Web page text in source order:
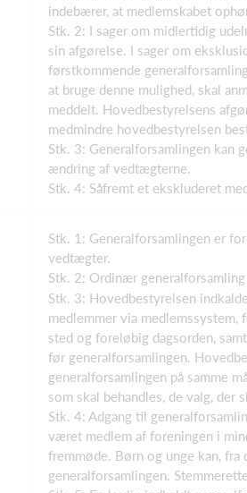
indebærer, at medlemskabet
Stk. 2: I sager om midlertidig
sin afgørelse. I sager om
førstkommende
at bruge denne mulighed, skal
meddelt. Hovedbestyrelsens
medmindre hovedbestyrelsen
Stk. 3: Generalforsamlingen kan
ændring af vedtægterne.
Stk. 4: Såfremt et ekskluderet
Stk. 1: Generalforsamlingen er
vedtægter.
Stk. 2: Ordinær
Stk. 3: Hovedbestyrelsen
medlemmer via
sted og foreløbig dagsorden,
før generalforsamlingen.
generalforsamlingen på samme
som skal behandles, de valg, der
Stk. 4: Adgang til
været medlem af foreningen i
fremmøde. Børn og unge kan,
generalforsamlingen.